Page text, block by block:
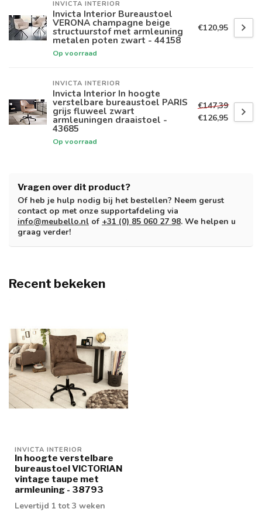
INVICTA INTERIOR
Invicta Interior Bureaustoel
VERONA champagne beige
structuurstof met armleuning
metalen poten zwart - 44158
Op voorraad
€120,95
INVICTA INTERIOR
Invicta Interior In hoogte
verstelbare bureaustoel PARIS
grijs fluweel zwart
armleuningen draaistoel -
43685
Op voorraad
€147,39
€126,95
Vragen over dit product?
Of heb je hulp nodig bij het bestellen? Neem gerust
contact op met onze supportafdeling via
info@meubello.nl of +31 (0) 85 060 27 98. We helpen u
graag verder!
Recent bekeken
INVICTA INTERIOR
In hoogte verstelbare
bureaustoel VICTORIAN
vintage taupe met
armleuning - 38793
Levertijd 1 tot 3 weken